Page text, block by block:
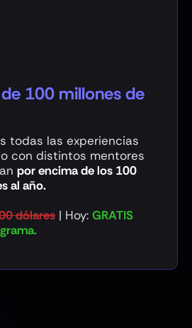
100 millones de
todas las experiencias
con distintos mentores
por encima de los 100
al año.
dólares | Hoy: GRATIS